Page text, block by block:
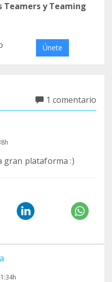
Teamers y Teaming
Únete
1 comentario
gran plataforma :)